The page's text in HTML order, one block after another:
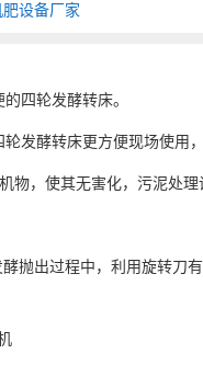
设备厂家
四轮发酵转床。
发酵转床更方便现场使用
，使其无害化，污泥处理
抛出过程中，利用旋转刀